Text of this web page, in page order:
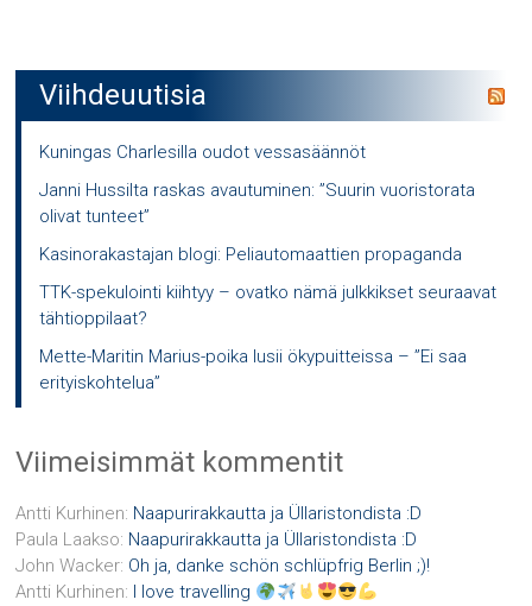
Viihdeuutisia
Kuningas Charlesilla oudot vessasäännöt
Janni Hussilta raskas avautuminen: ”Suurin vuoristorata
olivat tunteet”
Kasinorakastajan blogi: Peliautomaattien propaganda
TTK-spekulointi kiihtyy – ovatko nämä julkkikset seuraavat
tähtioppilaat?
Mette-Maritin Marius-poika lusii ökypuitteissa – ”Ei saa
erityiskohtelua”
Viimeisimmät kommentit
Antti Kurhinen: Naapurirakkautta ja Üllaristondista :D
Paula Laakso: Naapurirakkautta ja Üllaristondista :D
John Wacker: Oh ja, danke schön schlüpfrig Berlin ;)!
Antti Kurhinen: I love travelling